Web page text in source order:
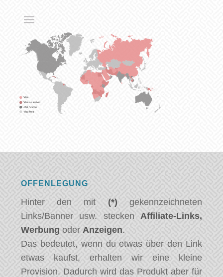
OFFENLEGUNG
Hinter den mit (*) gekennzeichneten
Links/Banner usw. stecken Affiliate-Links,
Werbung oderAnzeigen.
Das bedeutet, wenn du etwas über den Link
etwas kaufst, erhalten wir eine kleine
Provision. Dadurch wird das Produkt aber für